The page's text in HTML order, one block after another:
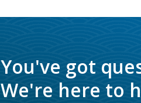
You've got
We're here to